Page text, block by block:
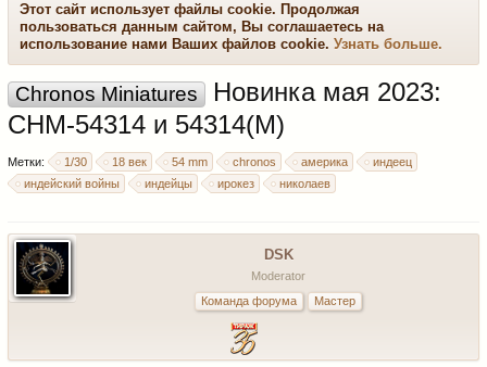
Этот сайт использует файлы cookie. Продолжая
пользоваться данным сайтом, Вы соглашаетесь на
использование нами Ваших файлов cookie. Узнать больше.
Chronos Miniatures
Новинка мая 2023:
CHM-54314 и 54314(M)
Метки: 1/30 18 век 54 mm chronos америка
индеец
индейский войны
индейцы ирокез николаев
DSK
Moderator
Команда форума
Мастер